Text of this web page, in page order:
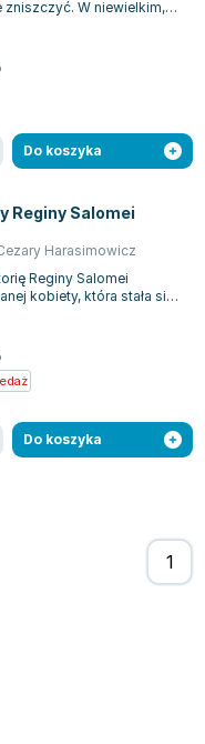
W niewielkim,
gdzie wilgoć...
Do koszyka
Reginy Salomei
Harasimowicz
Reginy Salomei
kobiety, która stała się
braku...
Do koszyka